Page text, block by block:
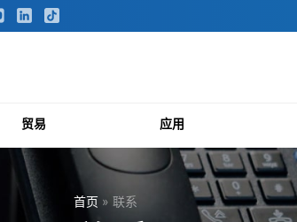
贸易 应用
首页 » 联系